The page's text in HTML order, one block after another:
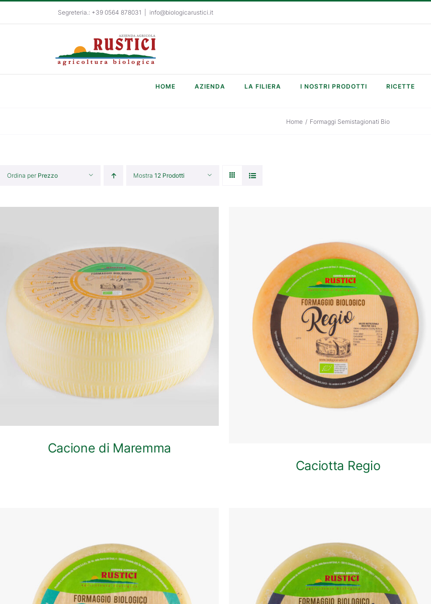
Segreteria.: +39 0564 878031 info@biologicarustici.it
HOME AZIENDA LA FILIERA I NOSTRI PRODOTTI RICETTE
Home / Formaggi Semistagionati Bio
Ordina per Prezzo Mostra 12 Prodotti
ANTEPRIMA RAPIDA
Cacione di Maremma
ANTEPRIMA RAPIDA
Caciotta Regio